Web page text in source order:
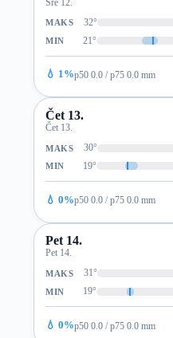
MAKS 32°
MIN 21°
💧 1%p50 0.0 / p75 0.0 mm
Čet 13.
Čet 13.
MAKS 30°
MIN 19°
💧 0%p50 0.0 / p75 0.0 mm
Pet 14.
Pet 14.
MAKS 31°
MIN 19°
💧 0%p50 0.0 / p75 0.0 mm